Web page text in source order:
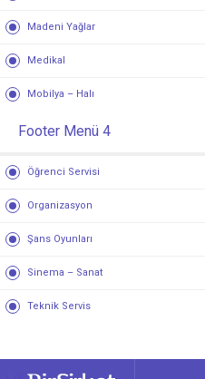
Madeni Yağlar
Medikal
Mobilya – Halı
Footer Menü 4
Öğrenci Servisi
Organizasyon
Şans Oyunları
Sinema – Sanat
Teknik Servis